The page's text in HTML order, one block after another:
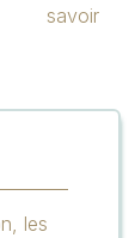
savoir
les